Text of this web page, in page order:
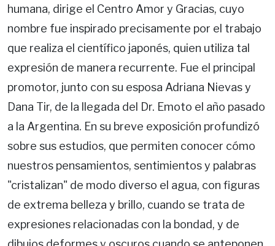
humana, dirige el Centro Amor y Gracias, cuyo
nombre fue inspirado precisamente por el trabajo
que realiza el científico japonés, quien utiliza tal
expresión de manera recurrente. Fue el principal
promotor, junto con su esposa Adriana Nievas y
Dana Tir, de la llegada del Dr. Emoto el año pasado
a la Argentina. En su breve exposición profundizó
sobre sus estudios, que permiten conocer cómo
nuestros pensamientos, sentimientos y palabras
"cristalizan" de modo diverso el agua, con figuras
de extrema belleza y brillo, cuando se trata de
expresiones relacionadas con la bondad, y de